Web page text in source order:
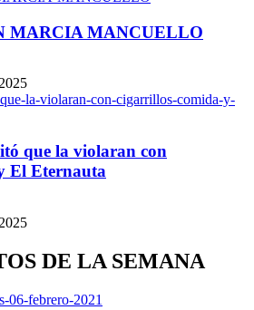
MARCIA MANCUELLO
que la violaran con
El Eternauta
DE LA SEMANA